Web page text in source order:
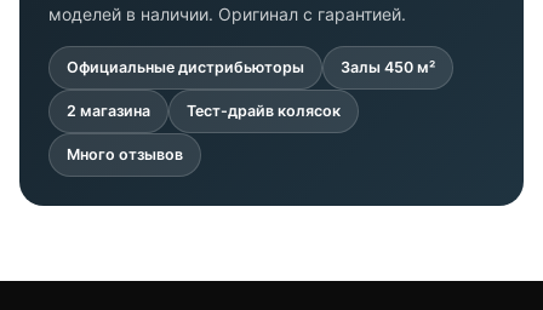
моделей в наличии. Оригинал с гарантией.
Официальные дистрибьюторы Залы 450 м²
2 магазина Тест-драйв колясок
Много отзывов